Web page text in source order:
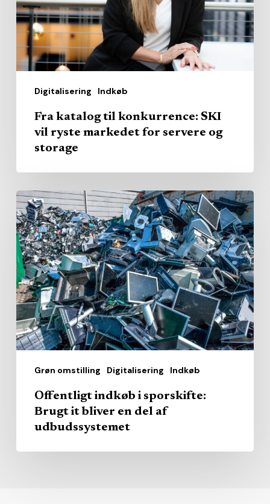
Digitalisering Indkøb
vil
ryste
markedet
for
storage
Fra katalog til konkurrence: SKI
vil ryste markedet for servere og
storage
Grøn omstilling Digitalisering Indkøb
Offentligt
indkøb
i
sporskifte:
Brugt
it
bliver
en
del
udbudssystemet
Offentligt indkøb i sporskifte:
Brugt it bliver en del af
udbudssystemet